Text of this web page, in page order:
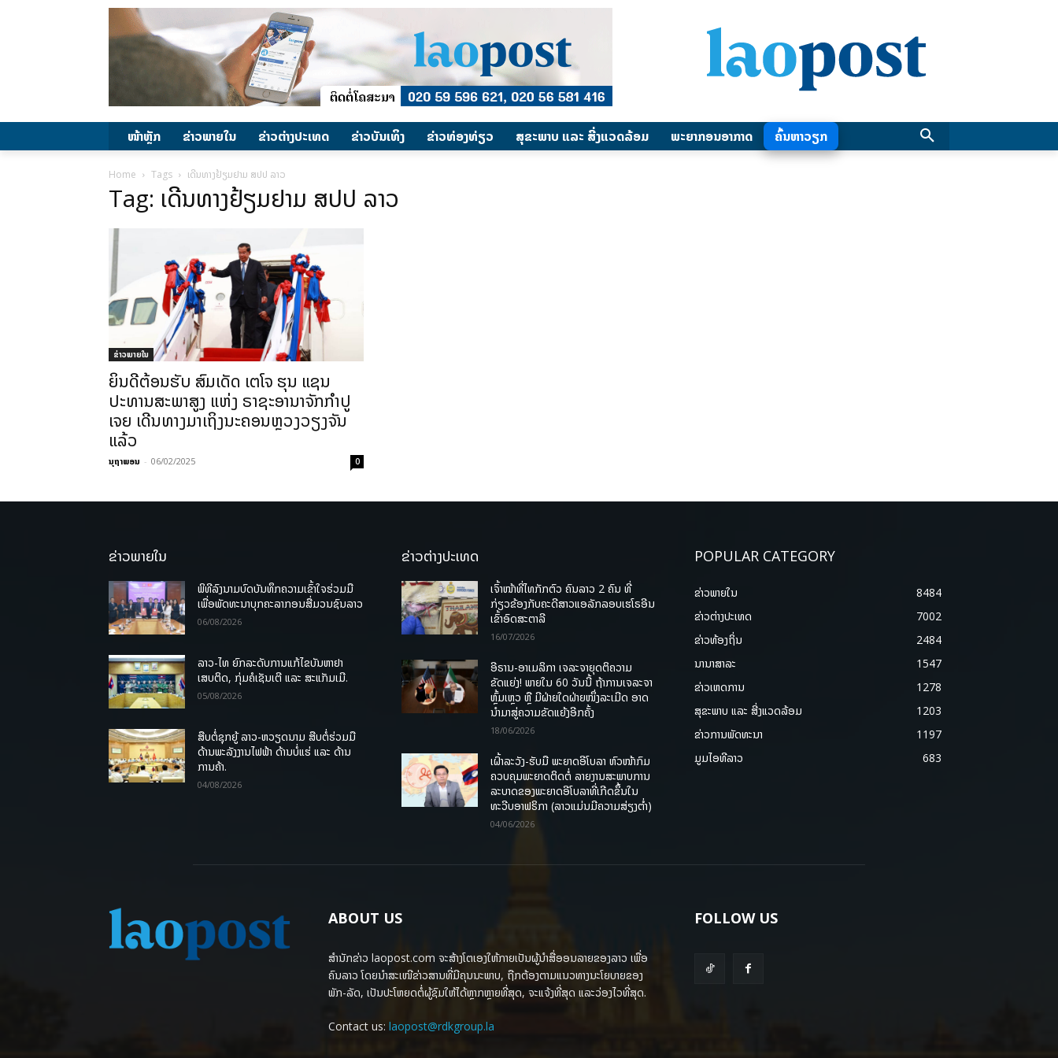
ໜ້າຫຼັກ ຂ່າວພາຍ​ໃນ ຂ່າວຕ່າງປະເທດ ​ຂ່າວບັນເທິງ ​ຂ່າວທ່ອງທ່ຽວ ສຸຂະພາບ ແລະ ສີ່ງແວດລ້ອມ ພະຍາກອນອາກາດ ຄົ້ນຫາວຽກ
Home Tags ເດີນທາງຢ້ຽມຢາມ ສປປ ລາວ
Tag: ເດີນທາງຢ້ຽມຢາມ ສປປ ລາວ
ຂ່າວພາຍ​ໃນ
ຍິນດີຕ້ອນຮັບ ສົມເດັດ ເຕໂຈ ຮຸນ ແຊນ
ປະທານສະພາສູງ ແຫ່ງ ຣາຊະອານາຈັກກໍາປູ
ເຈຍ ເດີນທາງມາເຖິງນະຄອນຫຼວງວຽງຈັນ
ແລ້ວ
ນຸຖາພອນ - 06/02/2025 0
ຂ່າວພາຍໃນ
ພິທີລົງນາມບົດບັນທຶກຄວາມເຂົ້າໃຈຮ່ວມມື
ເພື່ອພັດທະນາບຸກຄະລາກອນສື່ມວນຊົນລາວ
06/08/2026
ລາວ-ໄທ ຍົກລະດັບການແກ້ໄຂບັນຫາຢາ
ເສບຕິດ, ກຸ່ມຄໍເຊັນເຕີ ແລະ ສະແກັມເມີ.
05/08/2026
ສືບຕໍ່ຊຸກຍູ້ ລາວ-ຫວຽດນາມ ສືບຕໍ່ຮ່ວມມື
ດ້ານພະລັງງານໄຟຟ້າ ດ້ານບໍ່ແຮ່ ແລະ ດ້ານ
ການຄ້າ.
04/08/2026
ຂ່າວຕ່າງປະເທດ
ເຈົ້າໜ້າທີ່ໄທກັກຕົວ ຄົນລາວ 2 ຄົນ ທີ່
ກ່ຽວຂ້ອງກັບຄະດີສາວແອລັກລອບເຮໂຣອີນ
ເຂົ້າອົດສະຕາລີ
16/07/2026
ອີຣານ-ອາເມລິກາ ເຈລະຈາຍຸດຕິຄວາມ
ຂັດແຍ່ງ! ພາຍໃນ 60 ວັນນີ້ ຖ້າການເຈລະຈາ
ຫຼົ້ມເຫຼວ ຫຼື ມີຝ່າຍໃດຝ່າຍໜຶ່ງລະເມີດ ອາດ
ນໍາມາສູ່ຄວາມຂັດແຍ້ງອີກຄັ້ງ
18/06/2026
ເຝົ້າລະວັງ-ຮັບມື ພະຍາດອີໂບລາ ຫົວໜ້າກົມ
ຄວບຄຸມພະຍາດຕິດຕໍ່ ລາຍງານສະພາບການ
ລະບາດຂອງພະຍາດອີໂບລາທີ່ເກີດຂຶ້ນໃນ
ທະວີບອາຟຣິກາ (ລາວແມ່ນມີຄວາມສ່ຽງຕໍ່າ)
04/06/2026
POPULAR CATEGORY
ຂ່າວພາຍ​ໃນ
8484
ຂ່າວຕ່າງປະເທດ
7002
ຂ່າວທ້ອງຖິ່ນ
2484
ນານາສາລະ
1547
ຂ່າວເຫດການ
1278
ສຸຂະພາບ ແລະ ສີ່ງແວດລ້ອມ
1203
ຂ່າວການພັດທະນາ
1197
ມູມໄອທີລາວ
683
ABOUT US
ສຳນັກຂ່າວ laopost.com ຈະສ້າງໂຕເອງໃຫ້ກາຍເປັນຜູ້ນຳສື່ອອນລາຍຂອງລາວ ເພື່ອ
ຄົນລາວ ໂດຍນຳສະເໜີຂ່າວສານທີ່ມີຄຸນນະພາບ, ຖືກຕ້ອງຕາມແນວທາງນະໂຍບາຍຂອງ
ພັກ-ລັດ, ເປັນປະໂຫຍດຕໍ່ຜູ້ຊົມໃຫ້ໄດ້ຫຼາກຫຼາຍທີ່ສຸດ, ຈະແຈ້ງທີ່ສຸດ ແລະວ່ອງໄວທີ່ສຸດ.
Contact us: laopost@rdkgroup.la
FOLLOW US